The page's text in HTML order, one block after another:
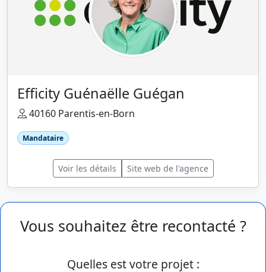
Efficity Guénaëlle Guégan
40160 Parentis-en-Born
Mandataire
Voir les détails Site web de l'agence
Vous souhaitez être recontacté ?
Quelles est votre projet :